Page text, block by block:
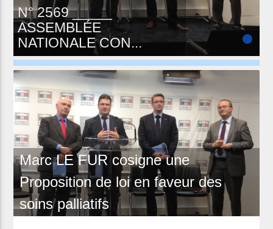
N° 2569 _____
ASSEMBLÉE
NATIONALE CON...
Marc LE FUR cosigne une
Proposition de loi en faveur des
soins palliatifs